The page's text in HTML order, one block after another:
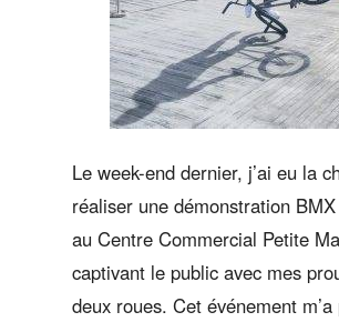
Le week-end dernier, j’ai eu la
réaliser une démonstration
au Centre Commercial Petite
captivant le public avec mes
deux roues. Cet événement